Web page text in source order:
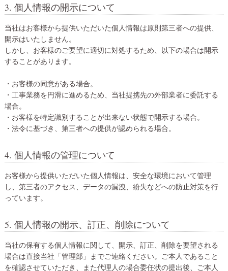
3. 個人情報の開示について
当社はお客様から提供いただいた個人情報は原則第三者への提供、
開示はいたしません。
しかし、お客様のご要望に適切に対処するため、以下の場合は開示
することがあります。
・お客様の同意がある場合。
・工事業務を円滑に進めるため、当社提携先の外部業者に委託する
場合。
・お客様を特定識別することが出来ない状態で開示する場合。
・法令に基づき、第三者への提供が認められる場合。
4. 個人情報の管理について
お客様から提供いただいた個人情報は、安全な環境において管理
し、第三者のアクセス、データの漏洩、紛失などへの防止対策を行
っています。
5. 個人情報の開示、訂正、削除について
当社の保有する個人情報に関して、開示、訂正、削除を要望される
場合は直接当社「管理部」までご連絡ください。ご本人であること
を確認させていただき、また代理人の場合委任状の提出後、ご本人